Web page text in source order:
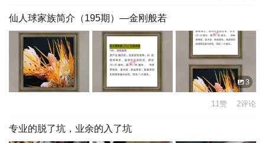
仙人球家族简介（195期）—金刚般若
3
11赞 2评论
专业的脱了坑，业余的入了坑